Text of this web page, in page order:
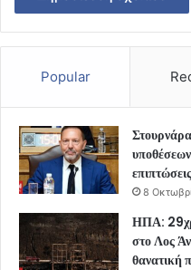
Popular
8
ΗΠΑ:
στο Λος
θανατική